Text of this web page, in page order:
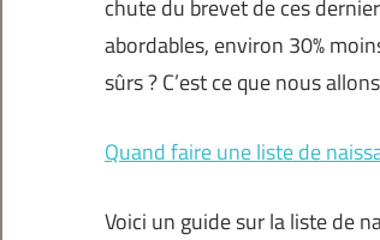
chute du brevet de ces
abordables, environ 30%
sûrs ? C’est ce que nous
Quand faire une liste de
Voici un guide sur la liste de